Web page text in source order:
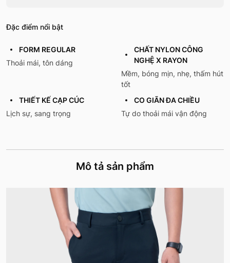
Đặc điểm nổi bật
FORM REGULAR
Thoải mái, tôn dáng
CHẤT NYLON CÔNG
NGHỆ X RAYON
Mềm, bóng mịn, nhẹ, thấm hút
tốt
THIẾT KẾ CẠP CÚC
Lịch sự, sang trọng
CO GIÃN ĐA CHIỀU
Tự do thoải mái vận động
Mô tả sản phẩm